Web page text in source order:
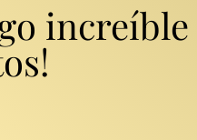
increíble